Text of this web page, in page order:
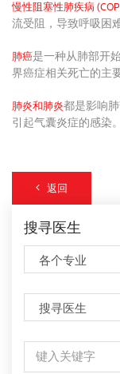
慢性阻塞性肺疾病
流受阻，导致呼吸困
肺癌是一种从肺部开
界癌症相关死亡的主
肺炎和肺炎都是影响
引起气囊炎症的感染。
返回
搜寻医生